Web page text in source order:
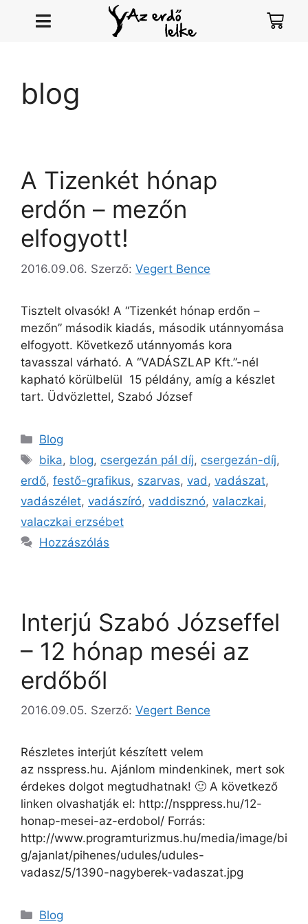
blog
A Tizenkét hónap
erdőn – mezőn
elfogyott!
2016.09.06. Szerző: Vegert Bence
Tisztelt olvasók! A “Tizenkét hónap erdőn –
mezőn” második kiadás, második utánnyomása
elfogyott. Következő utánnyomás kora
tavasszal várható. A “VADÁSZLAP Kft.”-nél
kapható körülbelül 15 példány, amíg a készlet
tart. Üdvözlettel, Szabó József
Blog
bika, blog, csergezán pál díj, csergezán-díj,
erdő, festő-grafikus, szarvas, vad , vadászat,
vadászélet, vadászíró, vaddisznó, valaczkai,
valaczkai erzsébet
Hozzászólás
Interjú Szabó Józseffel
– 12 hónap meséi az
erdőből
2016.09.05. Szerző: Vegert Bence
Részletes interjút készített velem
az nsspress.hu. Ajánlom mindenkinek, mert sok
érdekes dolgot megtudhatnak! 🙂 A következő
linken olvashatják el: http://nsppress.hu/12-
honap-mesei-az-erdobol/ Forrás:
http://www.programturizmus.hu/media/image/bi
g/ajanlat/pihenes/udules/udules-
vadasz/5/1390-nagyberek-vadaszat.jpg
Blog